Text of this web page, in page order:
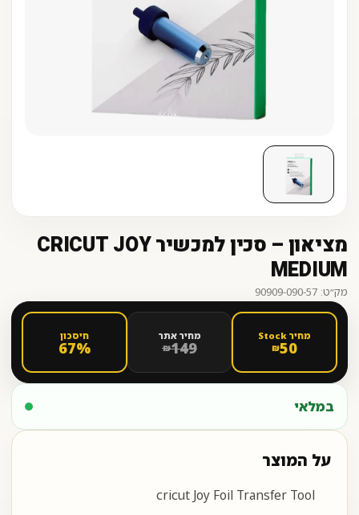
מציאון – סכין למכשיר CRICUT JOY
MEDIUM
מק״ט: 90909-090-57
מחיר Stock
₪50
מחיר אתר
₪149
חיסכון
67%
במלאי
על המוצר
cricut Joy Foil Transfer Tool